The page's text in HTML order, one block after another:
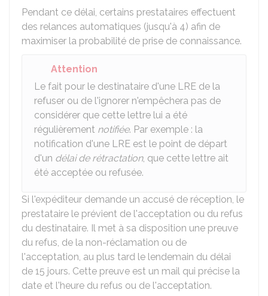
Pendant ce délai, certains prestataires effectuent
des relances automatiques (jusqu'à 4) afin de
maximiser la probabilité de prise de connaissance.
Attention
Le fait pour le destinataire d'une LRE de la
refuser ou de l'ignorer n'empêchera pas de
considérer que cette lettre lui a été
régulièrement notifiée. Par exemple : la
notification d'une LRE est le point de départ
d'un délai de rétractation, que cette lettre ait
été acceptée ou refusée.
Si l'expéditeur demande un accusé de réception, le
prestataire le prévient de l'acceptation ou du refus
du destinataire. Il met à sa disposition une preuve
du refus, de la non-réclamation ou de
l'acceptation, au plus tard le lendemain du délai
de 15 jours. Cette preuve est un mail qui précise la
date et l'heure du refus ou de l'acceptation.